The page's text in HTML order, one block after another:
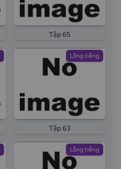
Tập 65
Lồng tiếng
Tập 63
Lồng tiếng